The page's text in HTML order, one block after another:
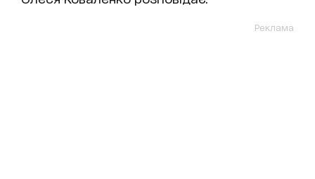
Реклама